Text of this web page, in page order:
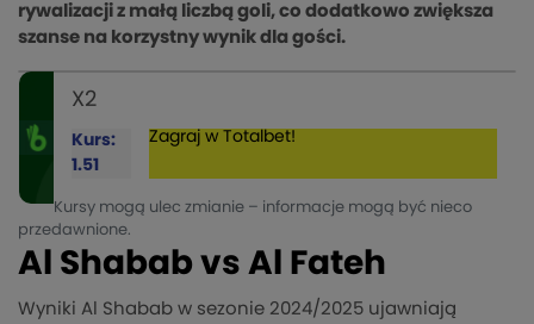
rywalizacji z małą liczbą goli, co dodatkowo zwiększa
szanse na korzystny wynik dla gości.
X2
Kurs:
1.51
Zagraj w Totalbet!
Kursy mogą ulec zmianie – informacje mogą być nieco
przedawnione.
Al Shabab vs Al Fateh
Wyniki Al Shabab w sezonie 2024/2025 ujawniają